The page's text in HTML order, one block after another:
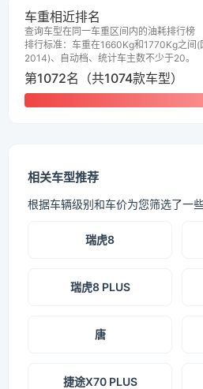
车重相近排名
查询车型在同一车重区间内的油耗排行榜
排行标准：车重在1660Kg和1770Kg之间
2014)、自动档、统计车主数不少于20。
第1072名（共1074款车型）
相关车型推荐
根据车辆级别和车价为您筛选了一
瑞虎8
瑞虎8 PLUS
唐
捷途X70 PLUS